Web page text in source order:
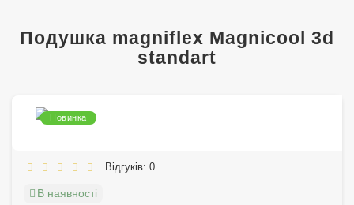
Подушка magniflex Magnicool 3d
standart
Новинка
Відгуків: 0
В наявності